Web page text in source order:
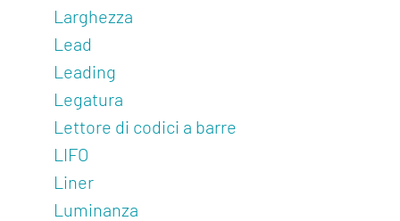
Larghezza
Lead
Leading
Legatura
Lettore di codici a barre
LIFO
Liner
Luminanza